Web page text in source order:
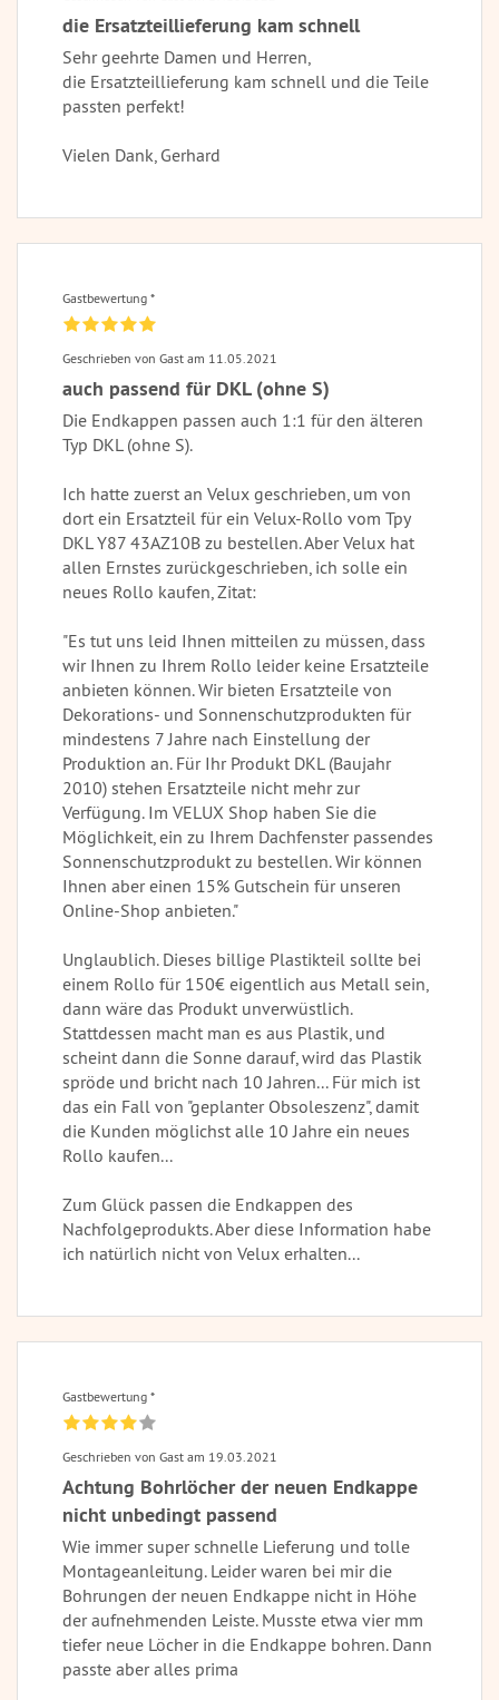
die Ersatzteillieferung kam schnell
Sehr geehrte Damen und Herren,
die Ersatzteillieferung kam schnell und die Teile
passten perfekt!
Vielen Dank, Gerhard
Gastbewertung *
Geschrieben von Gast am 11.05.2021
auch passend für DKL (ohne S)
Die Endkappen passen auch 1:1 für den älteren
Typ DKL (ohne S).
Ich hatte zuerst an Velux geschrieben, um von
dort ein Ersatzteil für ein Velux-Rollo vom Tpy
DKL Y87 43AZ10B zu bestellen. Aber Velux hat
allen Ernstes zurückgeschrieben, ich solle ein
neues Rollo kaufen, Zitat:
"Es tut uns leid Ihnen mitteilen zu müssen, dass
wir Ihnen zu Ihrem Rollo leider keine Ersatzteile
anbieten können. Wir bieten Ersatzteile von
Dekorations- und Sonnenschutzprodukten für
mindestens 7 Jahre nach Einstellung der
Produktion an. Für Ihr Produkt DKL (Baujahr
2010) stehen Ersatzteile nicht mehr zur
Verfügung. Im VELUX Shop haben Sie die
Möglichkeit, ein zu Ihrem Dachfenster passendes
Sonnenschutzprodukt zu bestellen. Wir können
Ihnen aber einen 15% Gutschein für unseren
Online-Shop anbieten."
Unglaublich. Dieses billige Plastikteil sollte bei
einem Rollo für 150€ eigentlich aus Metall sein,
dann wäre das Produkt unverwüstlich.
Stattdessen macht man es aus Plastik, und
scheint dann die Sonne darauf, wird das Plastik
spröde und bricht nach 10 Jahren... Für mich ist
das ein Fall von "geplanter Obsoleszenz", damit
die Kunden möglichst alle 10 Jahre ein neues
Rollo kaufen...
Zum Glück passen die Endkappen des
Nachfolgeprodukts. Aber diese Information habe
ich natürlich nicht von Velux erhalten...
Gastbewertung *
Geschrieben von Gast am 19.03.2021
Achtung Bohrlöcher der neuen Endkappe
nicht unbedingt passend
Wie immer super schnelle Lieferung und tolle
Montageanleitung. Leider waren bei mir die
Bohrungen der neuen Endkappe nicht in Höhe
der aufnehmenden Leiste. Musste etwa vier mm
tiefer neue Löcher in die Endkappe bohren. Dann
passte aber alles prima